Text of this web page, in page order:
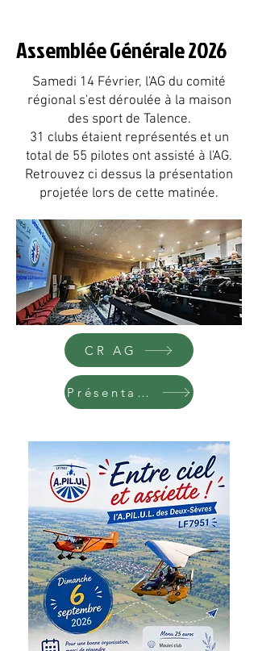
Assemblée Générale 2026
Samedi 14 Février, l'AG du comité
régional s'est déroulée à la maison
des sport de Talence.
31 clubs étaient représentés et un
total de 55 pilotes ont assisté à l'AG.
Retrouvez ci dessus la présentation
projetée lors de cette matinée.
CR AG
Présentation en pdf